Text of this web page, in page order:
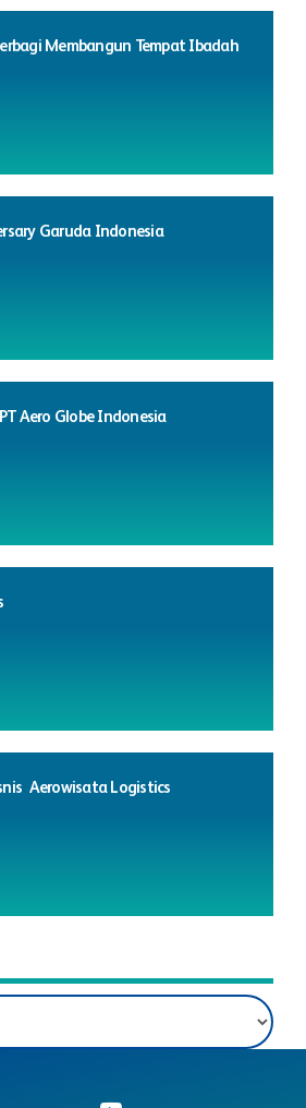
Membangun Tempat Ibadah
Garuda Indonesia
Aero Globe Indonesia
Aerowisata Logistics